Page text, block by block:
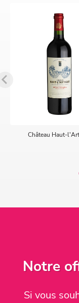
Château Haut-
Notre
Si vous